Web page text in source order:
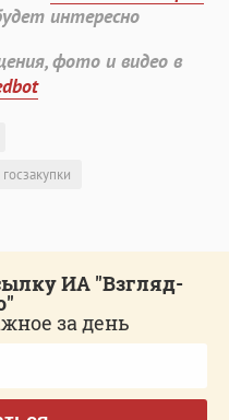
интересно
фото и видео в
госзакупки
ИА "Взгляд-
за день